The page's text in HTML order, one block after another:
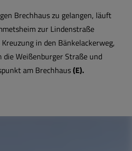
Brechhaus zu gelangen, läuft
zur Lindenstraße
in den Bänkelackerweg,
Weißenburger Straße und
am Brechhaus(E).